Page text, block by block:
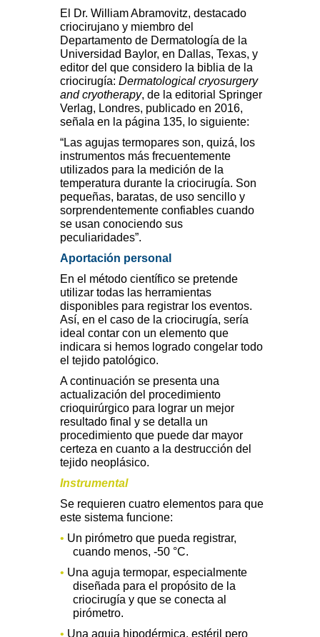
El Dr. William Abramovitz, destacado
criocirujano y miembro del
Departamento de Dermatología de la
Universidad Baylor, en Dallas, Texas, y
editor del que considero la biblia de la
criocirugía: Dermatological cryosurgery
and cryotherapy, de la editorial Springer
Verlag, Londres, publicado en 2016,
señala en la página 135, lo siguiente:
“Las agujas termopares son, quizá, los
instrumentos más frecuentemente
utilizados para la medición de la
temperatura durante la criocirugía. Son
pequeñas, baratas, de uso sencillo y
sorprendentemente confiables cuando
se usan conociendo sus
peculiaridades”.
Aportación personal
En el método científico se pretende
utilizar todas las herramientas
disponibles para registrar los eventos.
Así, en el caso de la criocirugía, sería
ideal contar con un elemento que
indicara si hemos logrado congelar todo
el tejido patológico.
A continuación se presenta una
actualización del procedimiento
crioquirúrgico para lograr un mejor
resultado final y se detalla un
procedimiento que puede dar mayor
certeza en cuanto a la destrucción del
tejido neoplásico.
Instrumental
Se requieren cuatro elementos para que
este sistema funcione:
• Un pirómetro que pueda registrar,
cuando menos, -50 °C.
• Una aguja termopar, especialmente
diseñada para el propósito de la
criocirugía y que se conecta al
pirómetro.
• Una aguja hipodérmica, estéril pero